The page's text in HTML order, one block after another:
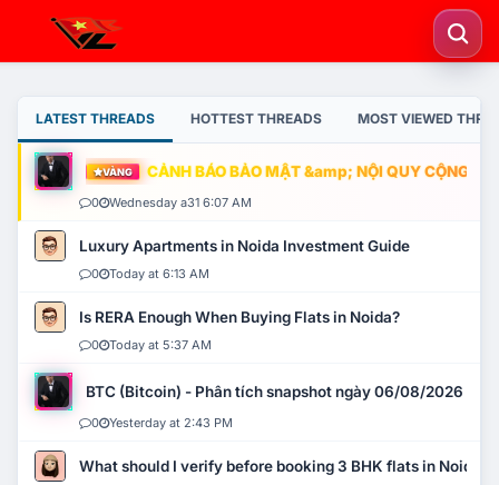
LATEST THREADS HOTTEST THREADS MOST VIEWED
VÀNG CẢNH BÁO BẢO MẬT &amp; NỘI QUY CỘNG
0 Wednesday a31 6:07 AM
Luxury Apartments in Noida Investment Guide
0 Today at 6:13 AM
Is RERA Enough When Buying Flats in Noida?
0 Today at 5:37 AM
BTC (Bitcoin) - Phân tích snapshot ngày 06/08/2026
0 Yesterday at 2:43 PM
What should I verify before booking 3 BHK flats in Noida?